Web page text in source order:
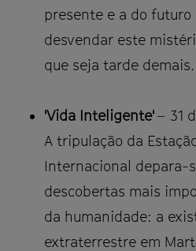
presente e a do
desvendar este
que seja tarde demais.
'Vida Inteligente'– 31
A tripulação da
Internacional depara-
descobertas mais
da humanidade: a
extraterrestre em